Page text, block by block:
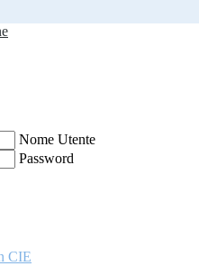
Nome Utente
Password
CIE